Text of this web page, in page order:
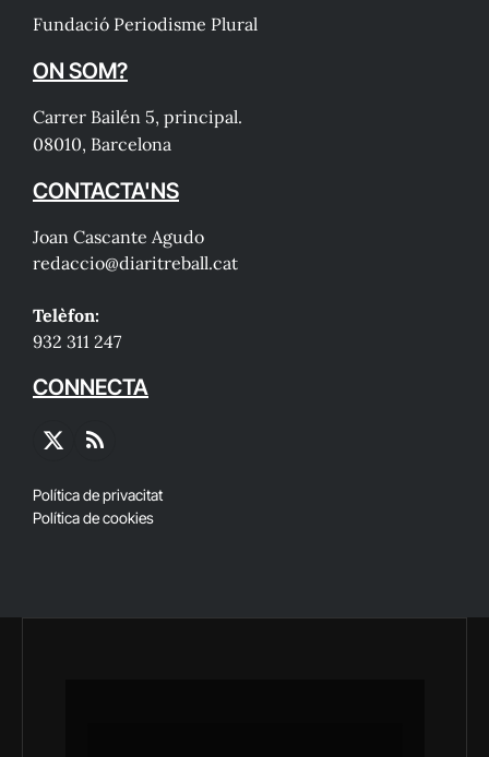
Fundació Periodisme Plural
ON SOM?
Carrer Bailén 5, principal.
08010, Barcelona
CONTACTA'NS
Joan Cascante Agudo
redaccio@diaritreball.cat
Telèfon:
932 311 247
CONNECTA
X
RSS
Política de privacitat
Política de cookies